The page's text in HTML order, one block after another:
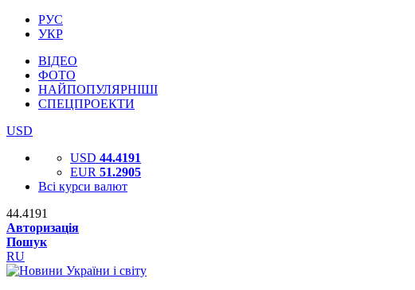
РУС
УКР
ВІДЕО
ФОТО
НАЙПОПУЛЯРНІШІ
СПЕЦПРОЕКТИ
USD
USD 44.4191
EUR 51.2905
Всі курси валют
44.4191
Авторизація
Пошук
RU